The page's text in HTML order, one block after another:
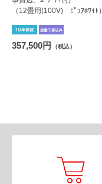
（12畳用(100V) ﾋﾟｭｱﾎﾜｲﾄ）
357,500円 （税込）